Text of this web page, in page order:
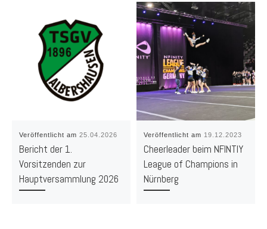
Veröffentlicht am25.04.2026
Bericht der 1.
Vorsitzenden zur
Hauptversammlung 2026
Veröffentlicht am 19.12.2023
Cheerleader beim NFINTIY
League of Champions in
Nürnberg